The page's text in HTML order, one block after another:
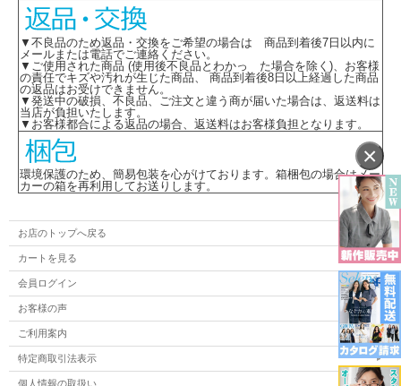
×
▼不良品のため返品・交換をご希望の場合は 商品到着後7日以内に
メールまたは電話でご連絡ください。
▼ご使用された商品 (使用後不良品とわかっ た場合を除く)、お客様
の責任でキズや汚れが生じた商品、 商品到着後8日以上経過した商品
の返品はお受けできません。
▼発送中の破損、不良品、ご注文と違う商が届いた場合は、返送料は
当店が負担いたします。
▼お客様都合による返品の場合、返送料はお客様負担となります。
環境保護のため、簡易包装を心がけております。箱梱包の場合はメー
カーの箱を再利用してお送りします。
お店のトップへ戻る
カートを見る
会員ログイン
お客様の声
ご利用案内
特定商取引法表示
個人情報の取扱い